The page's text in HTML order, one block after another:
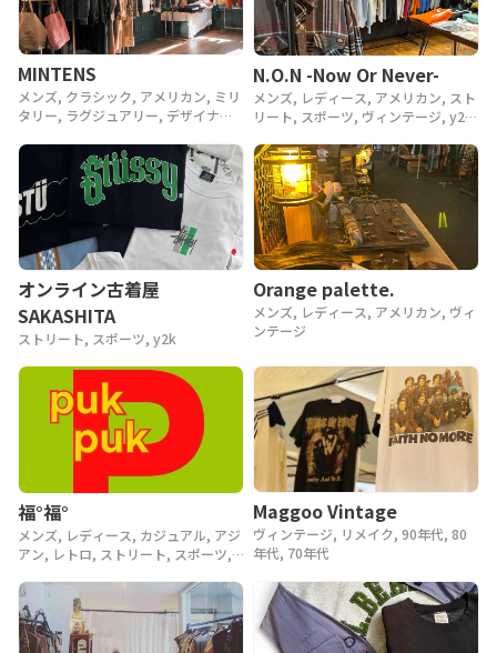
MINTENS
メンズ, クラシック, アメリカン, ミリ
タリー, ラグジュアリー, デザイナー,
80年代, 70年代, 60年代, 50年代, 40
N.O.N -Now Or Never-
メンズ, レディース, アメリカン, スト
リート, スポーツ, ヴィンテージ, y2k,
オンライン古着屋
SAKASHITA
ストリート, スポーツ, y2k
Orange palette.
メンズ, レディース, アメリカン, ヴィ
ンテージ
福°福°
メンズ, レディース, カジュアル, アジ
アン, レトロ, ストリート, スポーツ,
Maggoo Vintage
ヴィンテージ, リメイク, 90年代, 80
年代, 70年代